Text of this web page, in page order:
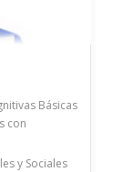
Básicas
con
y Sociales